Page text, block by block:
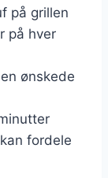
på grillen
på hver
ønskede
fordele